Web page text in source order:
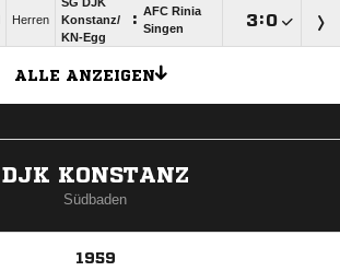
Herren
SG DJK
Konstanz/​
KN-Egg
: AFC Rinia
Singen
:
ALLE ANZEIGEN
DJK KONSTANZ
Südbaden
1959